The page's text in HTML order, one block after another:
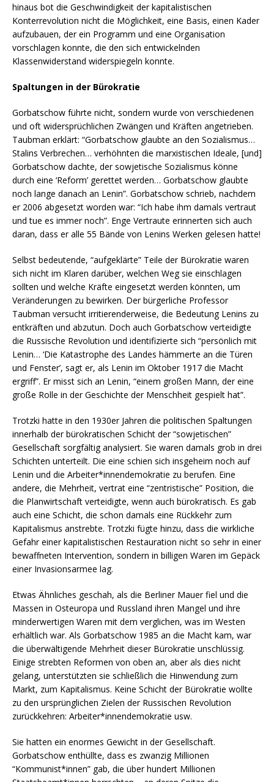
hinaus bot die Geschwindigkeit der kapitalistischen
Konterrevolution nicht die Möglichkeit, eine Basis, einen Kader
aufzubauen, der ein Programm und eine Organisation
vorschlagen konnte, die den sich entwickelnden
Klassenwiderstand widerspiegeln konnte.
Spaltungen in der Bürokratie
Gorbatschow führte nicht, sondern wurde von verschiedenen
und oft widersprüchlichen Zwängen und Kräften angetrieben.
Taubman erklärt: “Gorbatschow glaubte an den Sozialismus…
Stalins Verbrechen… verhöhnten die marxistischen Ideale, [und]
Gorbatschow dachte, der sowjetische Sozialismus könne
durch eine ‘Reform’ gerettet werden… Gorbatschow glaubte
noch lange danach an Lenin”. Gorbatschow schrieb, nachdem
er 2006 abgesetzt worden war: “Ich habe ihm damals vertraut
und tue es immer noch”. Enge Vertraute erinnerten sich auch
daran, dass er alle 55 Bände von Lenins Werken gelesen hatte!
Selbst bedeutende, “aufgeklärte” Teile der Bürokratie waren
sich nicht im Klaren darüber, welchen Weg sie einschlagen
sollten und welche Kräfte eingesetzt werden könnten, um
Veränderungen zu bewirken. Der bürgerliche Professor
Taubman versucht irritierenderweise, die Bedeutung Lenins zu
entkräften und abzutun. Doch auch Gorbatschow verteidigte
die Russische Revolution und identifizierte sich “persönlich mit
Lenin… ‘Die Katastrophe des Landes hämmerte an die Türen
und Fenster’, sagt er, als Lenin im Oktober 1917 die Macht
ergriff”. Er misst sich an Lenin, “einem großen Mann, der eine
große Rolle in der Geschichte der Menschheit gespielt hat”.
Trotzki hatte in den 1930er Jahren die politischen Spaltungen
innerhalb der bürokratischen Schicht der “sowjetischen”
Gesellschaft sorgfältig analysiert. Sie waren damals grob in drei
Schichten unterteilt. Die eine schien sich insgeheim noch auf
Lenin und die Arbeiter*innendemokratie zu berufen. Eine
andere, die Mehrheit, vertrat eine “zentristische” Position, die
die Planwirtschaft verteidigte, wenn auch bürokratisch. Es gab
auch eine Schicht, die schon damals eine Rückkehr zum
Kapitalismus anstrebte. Trotzki fügte hinzu, dass die wirkliche
Gefahr einer kapitalistischen Restauration nicht so sehr in einer
bewaffneten Intervention, sondern in billigen Waren im Gepäck
einer Invasionsarmee lag.
Etwas Ähnliches geschah, als die Berliner Mauer fiel und die
Massen in Osteuropa und Russland ihren Mangel und ihre
minderwertigen Waren mit dem verglichen, was im Westen
erhältlich war. Als Gorbatschow 1985 an die Macht kam, war
die überwältigende Mehrheit dieser Bürokratie unschlüssig.
Einige strebten Reformen von oben an, aber als dies nicht
gelang, unterstützten sie schließlich die Hinwendung zum
Markt, zum Kapitalismus. Keine Schicht der Bürokratie wollte
zu den ursprünglichen Zielen der Russischen Revolution
zurückkehren: Arbeiter*innendemokratie usw.
Sie hatten ein enormes Gewicht in der Gesellschaft.
Gorbatschow enthüllte, dass es zwanzig Millionen
“Kommunist*innen” gab, die über hundert Millionen